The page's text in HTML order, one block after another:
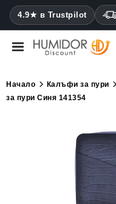
4.9★ в Trustpilot
CATEGORY
Хумидори
Начало Калъфи за пури
за пури Синя 141354